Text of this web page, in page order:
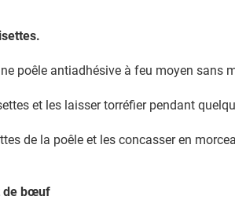
poêle antiadhésive à feu moyen sans
et les laisser torréfier pendant
de la poêle et les concasser en
de bœuf